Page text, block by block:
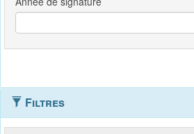
Filtres